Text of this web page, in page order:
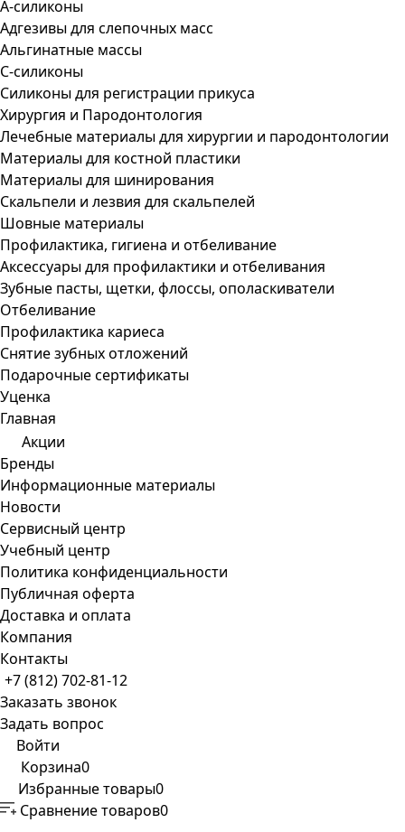
А-силиконы
Адгезивы для слепочных масс
Альгинатные массы
С-силиконы
Силиконы для регистрации прикуса
Хирургия и Пародонтология
Лечебные материалы для хирургии и пародонтологии
Материалы для костной пластики
Материалы для шинирования
Скальпели и лезвия для скальпелей
Шовные материалы
Профилактика, гигиена и отбеливание
Аксессуары для профилактики и отбеливания
Зубные пасты, щетки, флоссы, ополаскиватели
Отбеливание
Профилактика кариеса
Снятие зубных отложений
Подарочные сертификаты
Уценка
Главная
Акции
Бренды
Информационные материалы
Новости
Сервисный центр
Учебный центр
Политика конфиденциальности
Публичная оферта
Доставка и оплата
Компания
Контакты
+7 (812) 702-81-12
Заказать звонок
Задать вопрос
Войти
Корзина0
Избранные товары0
Сравнение товаров0